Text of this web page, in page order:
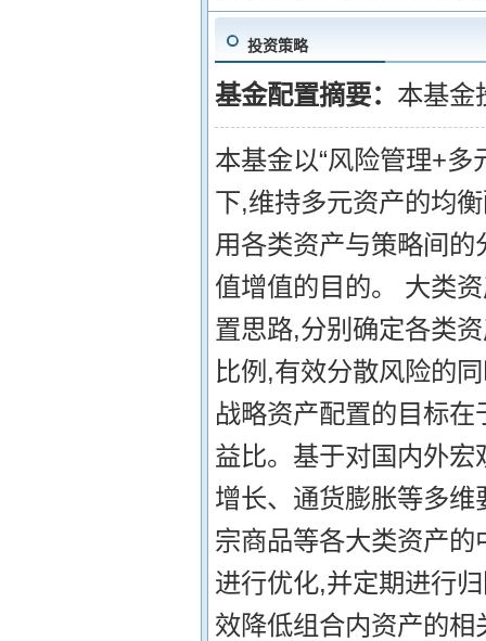
投资策略
基金配置摘要： 本基金
本基金以“风险管理+
下,维持多元资产的均
用各类资产与策略间
值增值的目的。 大类
置思路,分别确定各类
比例,有效分散风险的
战略资产配置的目标
益比。基于对国内外
增长、通货膨胀等多
宗商品等各大类资产
进行优化,并定期进行
效降低组合内资产的